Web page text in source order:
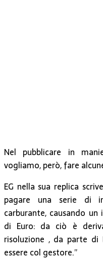
Nel pubblicare in
vogliamo, però, fare
EG nella sua replica
pagare una serie di
carburante, causando
di Euro: da ciò è
risoluzione , da parte
essere col gestore.”